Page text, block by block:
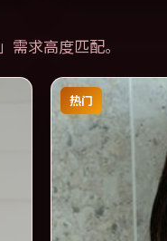
」需求高度匹配。
热门